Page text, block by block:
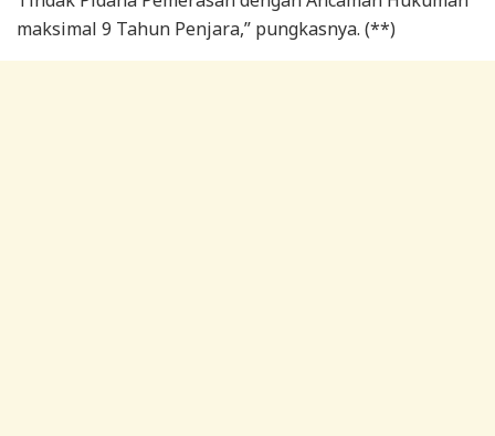
maksimal 9 Tahun Penjara,” pungkasnya. (**)